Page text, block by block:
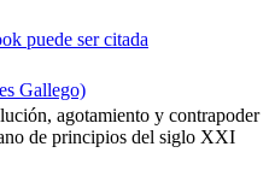
puede ser citada
Gallego)
agotamiento y contrapoder
de principios del siglo XXI